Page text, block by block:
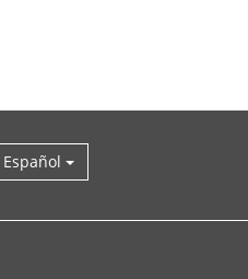
Español